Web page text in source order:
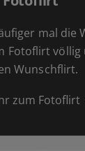
mal die
Fotoflirt
Wunschflirt.
zum Fotoflirt